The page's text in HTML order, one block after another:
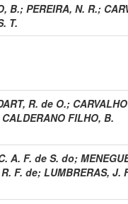
B.; PEREIRA, N. R.;
T.
R. de O.;
CALDERANO FILHO, B.
A. F. de S. do;
F. de; LUMBRERAS, J.